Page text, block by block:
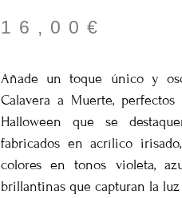
16,00 €
Añade un toque único y
Calavera a Muerte,
Halloween que se
fabricados en acrílico
colores en tonos violeta,
brillantinas que capturan la